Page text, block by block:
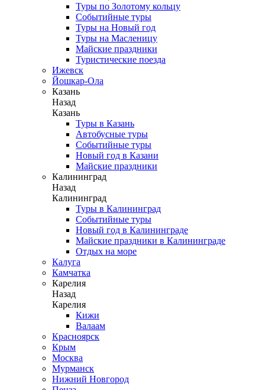
Туры по Золотому кольцу
Событийные туры
Туры на Новый год
Туры на Масленицу
Майские праздники
Туристические поезда
Ижевск
Йошкар-Ола
Казань
Назад
Казань
Туры в Казань
Автобусные туры
Событийные туры
Новый год в Казани
Майские праздники
Калининград
Назад
Калининград
Туры в Калининград
Событийные туры
Новый год в Калининграде
Майские праздники в Калининграде
Отдых на море
Калуга
Камчатка
Карелия
Назад
Карелия
Кижи
Валаам
Красноярск
Крым
Москва
Мурманск
Нижний Новгород